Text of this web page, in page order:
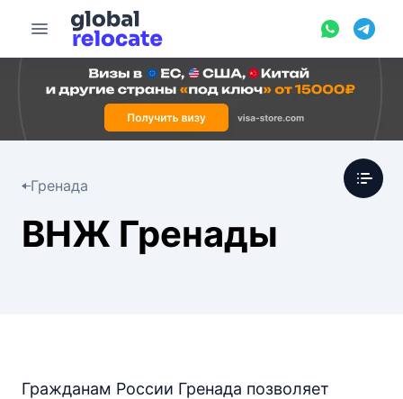
Гренада
ВНЖ Гренады
Гражданам России Гренада позволяет